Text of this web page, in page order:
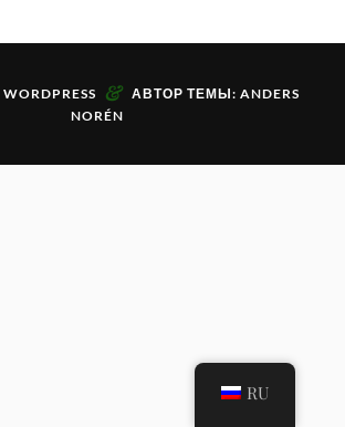
WORDPRESS & АВТОР ТЕМЫ: ANDERS
NORÉN
RU